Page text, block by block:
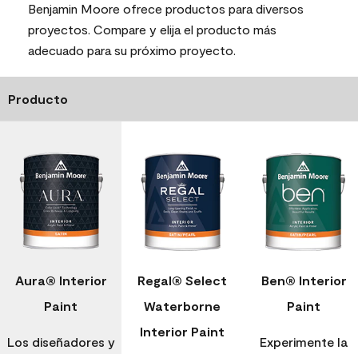
Benjamin Moore ofrece productos para diversos
proyectos. Compare y elija el producto más
adecuado para su próximo proyecto.
Producto
Aura® Interior
Paint
Los diseñadores y
Regal® Select
Waterborne
Interior Paint
Ben® Interior
Paint
Experimente la